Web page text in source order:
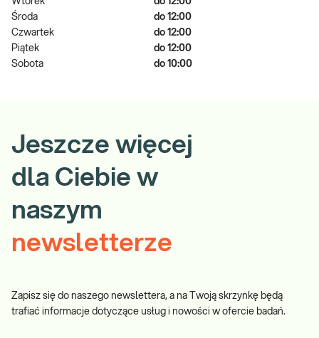
Środa
do 12:00
Czwartek
do 12:00
Piątek
do 12:00
Sobota
do 10:00
Jeszcze więcej
dla Ciebie w
naszym
newsletterze
Zapisz się do naszego newslettera, a na Twoją skrzynkę będą
trafiać informacje dotyczące usług i nowości w ofercie badań.